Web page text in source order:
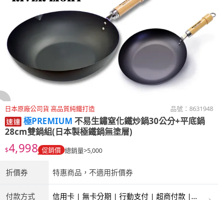
日本原廠公司貨 高品質純鐵打造 品號： 8631948
極PREMIUM 不易生鏽窒化鐵炒鍋30公分+平底鍋
28cm雙鍋組(日本製極鐵鍋無塗層)
$4,998 促銷價 總銷量>5,000
折價券 特惠商品，不適用折價券
付款方式
信用卡 | 無卡分期 | 行動支付 | 超商付款 |